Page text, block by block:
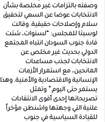
وصفته بالتزامات غير مخلصة بشأن
الانتخابات عوضا عن السعي لتحقيق
سلام وإصلاحات حقيقية. وقالت
لوسيتا للمجلس: “لسنوات، شتت
قادة جنوب السودان انتباه المجتمع
الدولي بحديث غير مخلص عن
الانتخابات لجذب مساعدات
المانحين، مع استمرار الأزمات
الإنسانية والاقتصادية والأمنية. وهذا
يستمر حتى اليوم.” وتمثل
تصريحاتها إحدى أقوى الانتقادات
علنية التي وجهتها واشنطن مؤخراً
للقيادة السياسية في جنوب